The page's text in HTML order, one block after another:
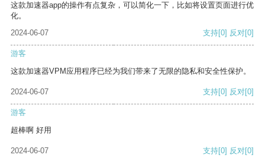
这款加速器app的操作有点复杂，可以简化一下，比如将设置页面进行优
化。
2024-06-07
支持[0] 反对[0]
游客
这款加速器VPM应用程序已经为我们带来了无限的隐私和安全性保护。
2024-06-07 支持[0] 反对[0]
游客
超棒啊 好用
2024-06-07 支持[0] 反对[0]